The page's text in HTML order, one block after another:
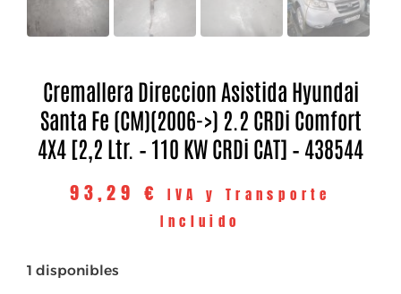
Cremallera Direccion Asistida Hyundai
Santa Fe (CM)(2006->) 2.2 CRDi Comfort
4X4 [2,2 Ltr. – 110 KW CRDi CAT] – 438544
93,29 €
IVA y Transporte
Incluido
1 disponibles